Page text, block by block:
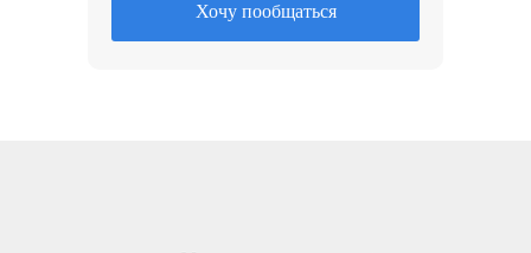
Хочу пообщаться